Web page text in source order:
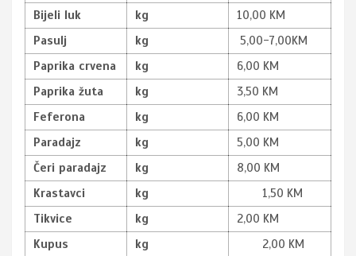
Bijeli luk
kg
10,00 KM
Pasulj
kg
5,00-7,00KM
Paprika crvena
kg
6,00 KM
Paprika žuta
kg
3,50 KM
Feferona
kg
6,00 KM
Paradajz
kg
5,00 KM
Čeri paradajz
kg
8,00 KM
Krastavci
kg
1,50 KM
Tikvice
kg
2,00 KM
Kupus
kg
2,00 KM